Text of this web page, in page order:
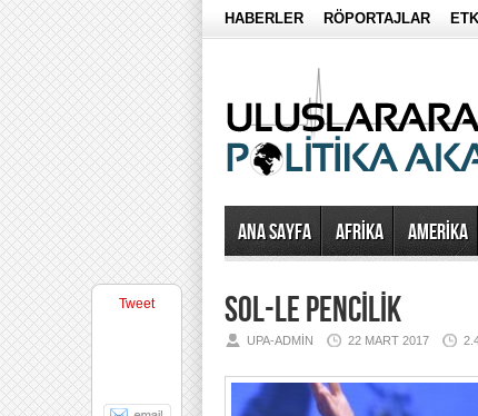
HABERLER RÖPORTAJLAR
Ana Sayfa AFRİKA AMERİKA
SOL-LE PENCİLİK
UPA-ADMIN 22 MART 2017
Tweet